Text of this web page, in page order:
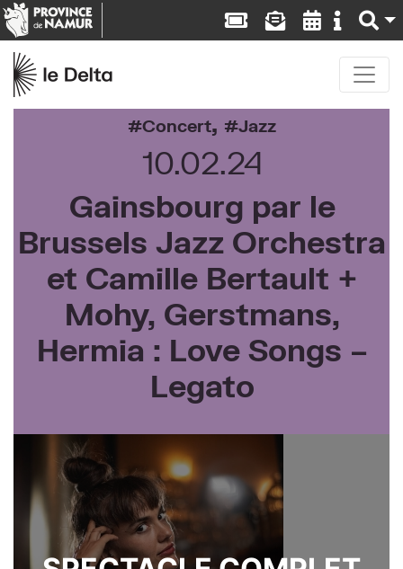
Concert, Jazz
10.02.24
Gainsbourg par le
Brussels Jazz Orchestra
et Camille Bertault +
Mohy, Gerstmans,
Hermia : Love Songs –
Legato